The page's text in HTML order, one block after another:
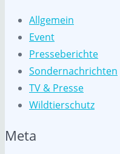
Allgemein
Event
Presseberichte
Sondernachrichten
TV & Presse
Wildtierschutz
Meta